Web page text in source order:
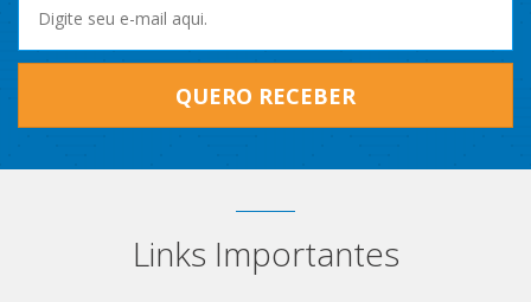
QUERO RECEBER
Links Importantes